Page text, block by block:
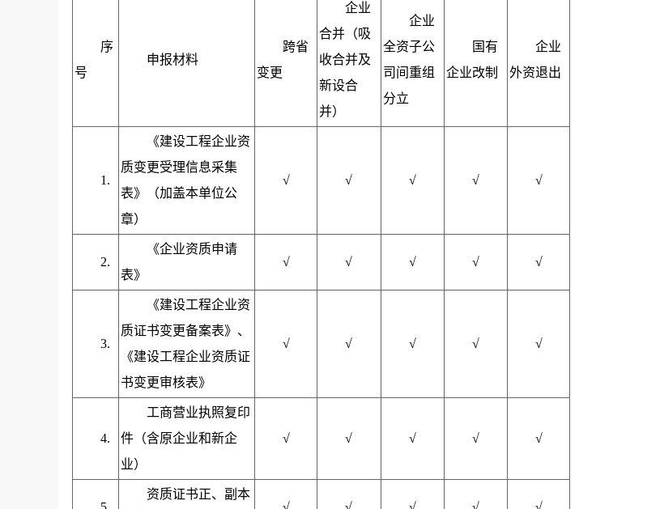
序
号
申报材料
跨省
变更
企业
合并（吸
收合并及
新设合
并）
企业
全资子公
司间重组
分立
国有
企业改制
企业
外资退出
1.
《建设工程企业资
质变更受理信息采集
表》（加盖本单位公
章）
√ √ √ √ √
2.
《企业资质申请
表》
√ √ √ √ √
3.
《建设工程企业资
质证书变更备案表》、
《建设工程企业资质证
书变更审核表》
√ √ √ √ √
4.
工商营业执照复印
件（含原企业和新企
业）
√ √ √ √ √
资质证书正、副本